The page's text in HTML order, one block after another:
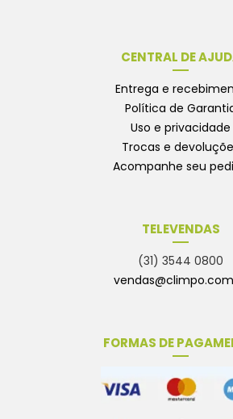
CENTRAL DE
Entrega e
Política de
Uso e privacidade
Trocas e
Acompanhe seu
TELEVENDAS
(31) 3544 0800
FORMAS DE